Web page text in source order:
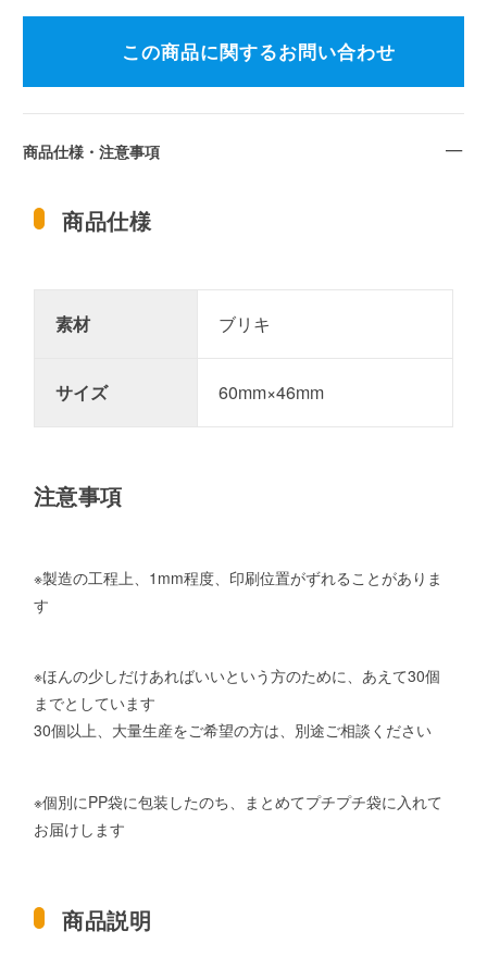
この商品に関するお問い合わせ
商品仕様・注意事項
商品仕様
素材 ブリキ
サイズ 60mm×46mm
注意事項
※製造の工程上、1mm程度、印刷位置がずれることがありま
す
※ほんの少しだけあればいいという方のために、あえて30個
までとしています
30個以上、大量生産をご希望の方は、別途ご相談ください
※個別にPP袋に包装したのち、まとめてプチプチ袋に入れて
お届けします
商品説明